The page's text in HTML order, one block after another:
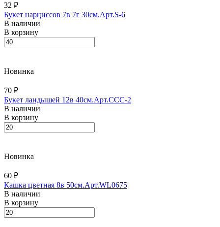
32 ₽
Букет нарциссов 7в 7г 30см.Арт.S-6
В наличии
В корзину
Новинка
70 ₽
Букет ландышей 12в 40см.Арт.ССС-2
В наличии
В корзину
Новинка
60 ₽
Кашка цветная 8в 50см.Арт.WL0675
В наличии
В корзину